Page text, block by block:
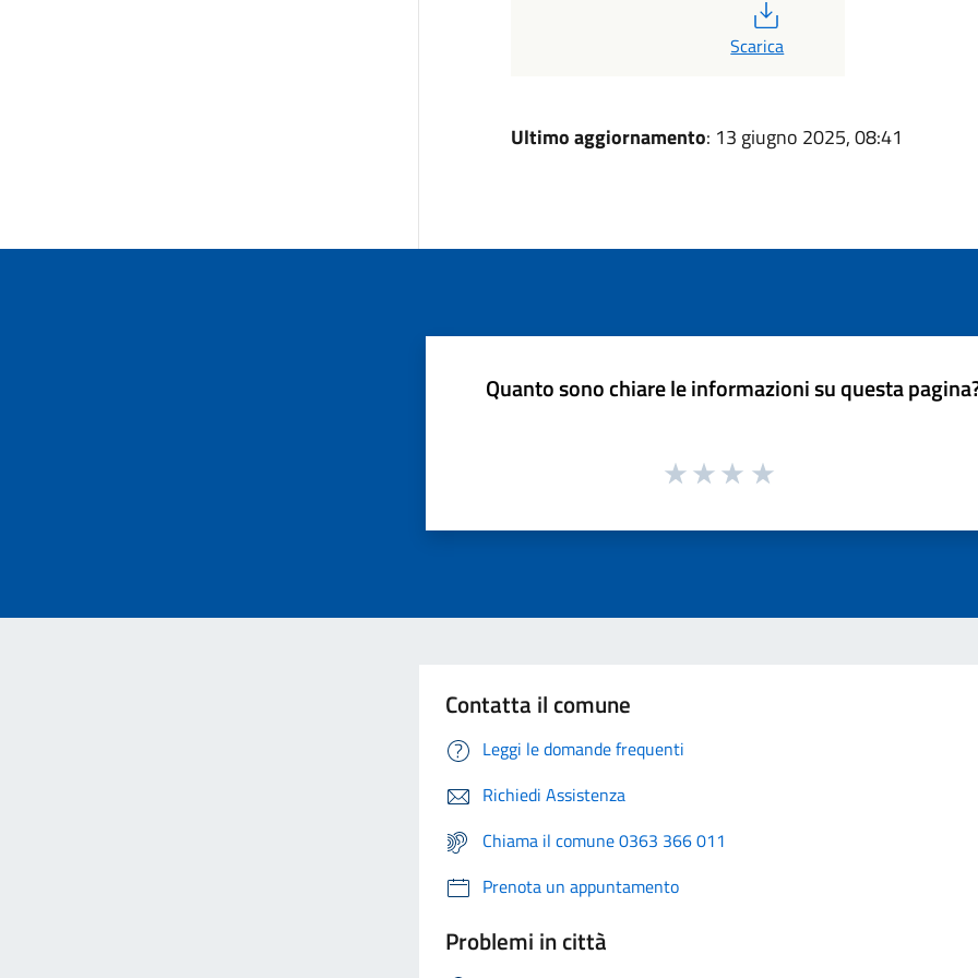
Scarica
Ultimo aggiornamento: 13 giugno 2025, 08:41
Quanto sono chiare le informazioni su questa
Contatta il comune
Leggi le domande frequenti
Richiedi Assistenza
Chiama il comune 0363 366 011
Prenota un appuntamento
Problemi in città